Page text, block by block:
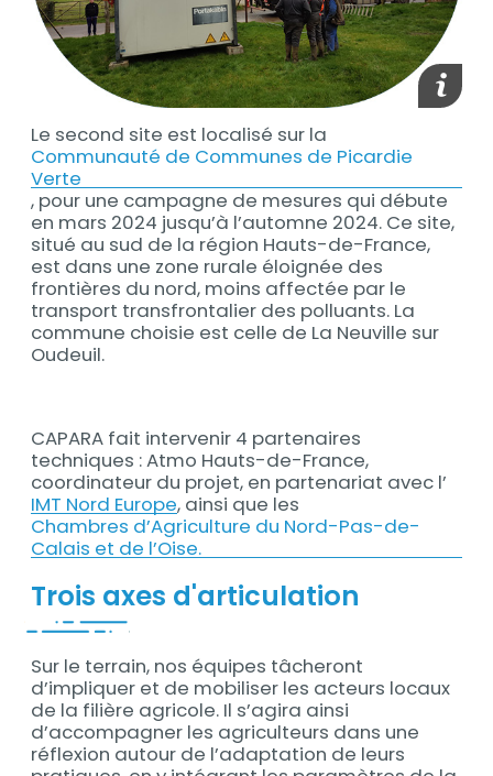
Contenu
Le second site est localisé sur la
Communauté de Communes de Picardie
Verte
, pour une campagne de mesures qui débute
en mars 2024 jusqu’à l’automne 2024. Ce site,
situé au sud de la région Hauts-de-France,
est dans une zone rurale éloignée des
frontières du nord, moins affectée par le
transport transfrontalier des polluants. La
commune choisie est celle de La Neuville sur
Oudeuil.
Contenu
CAPARA fait intervenir 4 partenaires
techniques : Atmo Hauts-de-France,
coordinateur du projet, en partenariat avec l’
IMT Nord Europe, ainsi que les
Chambres d’Agriculture du Nord-Pas-de-
Calais et de l’Oise.
Trois axes d'articulation
Sur le terrain, nos équipes tâcheront
d’impliquer et de mobiliser les acteurs locaux
de la filière agricole. Il s’agira ainsi
d’accompagner les agriculteurs dans une
réflexion autour de l’adaptation de leurs